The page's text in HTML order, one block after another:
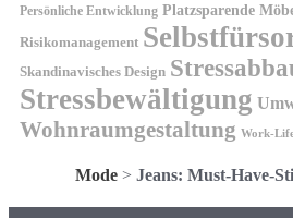
Persönliche Entwicklung Platzsparende
Risikomanagement
Skandinavisches Design
Stressbewältigung
Wohnraumgestaltung Work-
Mode> Jeans: Must-Have-